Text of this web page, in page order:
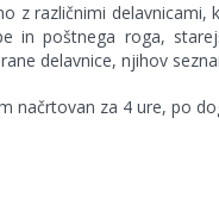
z različnimi
in poštnega roga,
delavnice, njihov
načrtovan za 4 ure, po